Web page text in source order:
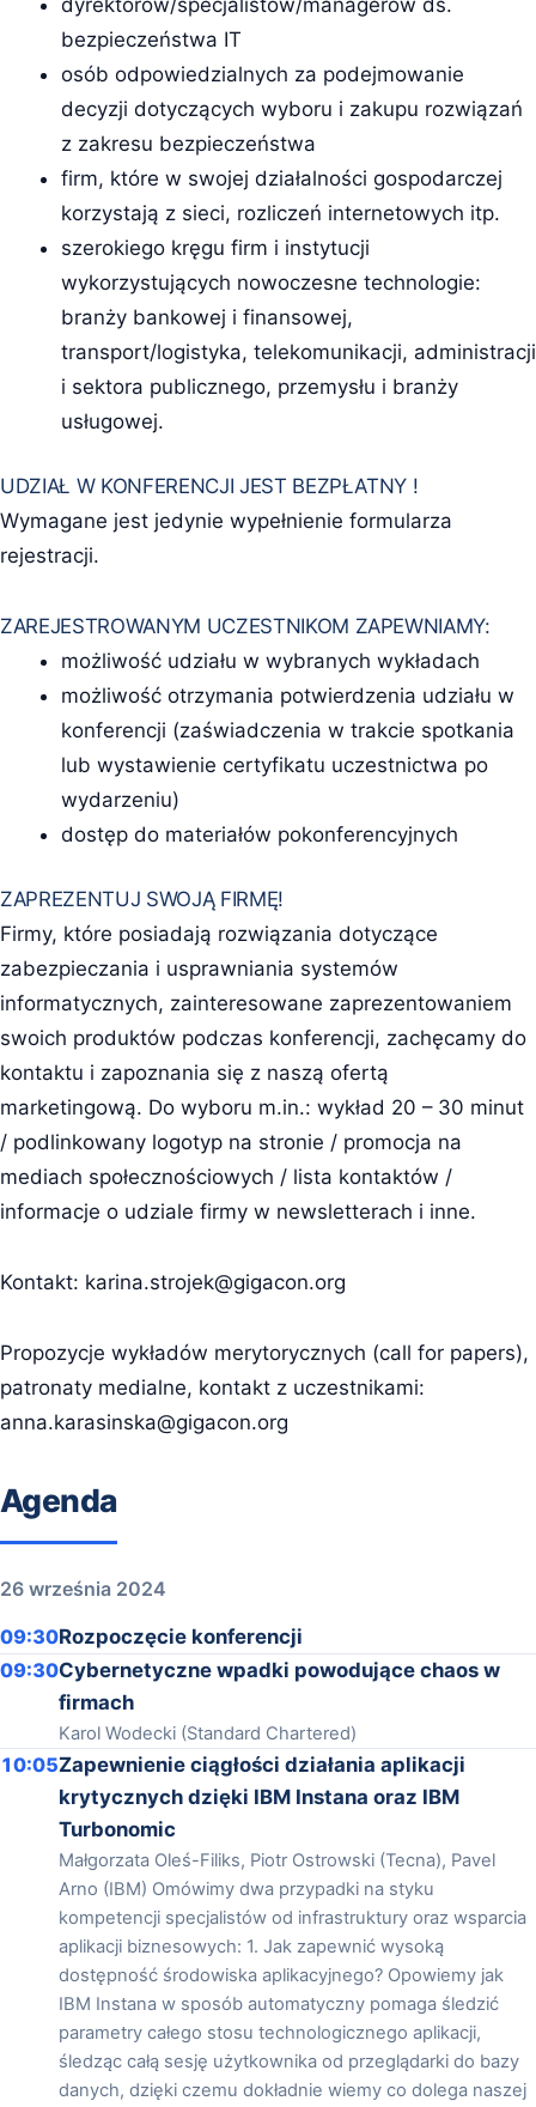
bezpieczeństwa IT
osób odpowiedzialnych za podejmowanie
decyzji dotyczących wyboru i zakupu rozwiązań
z zakresu bezpieczeństwa
firm, które w swojej działalności gospodarczej
korzystają z sieci, rozliczeń internetowych itp.
szerokiego kręgu firm i instytucji
wykorzystujących nowoczesne technologie:
branży bankowej i finansowej,
transport/logistyka, telekomunikacji, administracji
i sektora publicznego, przemysłu i branży
usługowej.
UDZIAŁ W KONFERENCJI JEST BEZPŁATNY !
Wymagane jest jedynie wypełnienie formularza
rejestracji.
ZAREJESTROWANYM UCZESTNIKOM ZAPEWNIAMY:
możliwość udziału w wybranych wykładach
możliwość otrzymania potwierdzenia udziału w
konferencji (zaświadczenia w trakcie spotkania
lub wystawienie certyfikatu uczestnictwa po
wydarzeniu)
dostęp do materiałów pokonferencyjnych
ZAPREZENTUJ SWOJĄ FIRMĘ!
Firmy, które posiadają rozwiązania dotyczące
zabezpieczania i usprawniania systemów
informatycznych, zainteresowane zaprezentowaniem
swoich produktów podczas konferencji, zachęcamy do
kontaktu i zapoznania się z naszą ofertą
marketingową. Do wyboru m.in.: wykład 20 – 30 minut
/ podlinkowany logotyp na stronie / promocja na
mediach społecznościowych / lista kontaktów /
informacje o udziale firmy w newsletterach i inne.
Kontakt: karina.strojek@gigacon.org
Propozycje wykładów merytorycznych (call for papers),
patronaty medialne, kontakt z uczestnikami:
anna.karasinska@gigacon.org
Agenda
26 września 2024
09:30Rozpoczęcie konferencji
09:30Cybernetyczne wpadki powodujące chaos w
firmach
Karol Wodecki (Standard Chartered)
10:05Zapewnienie ciągłości działania aplikacji
krytycznych dzięki IBM Instana oraz IBM
Turbonomic
Małgorzata Oleś-Filiks, Piotr Ostrowski (Tecna), Pavel
Arno (IBM) Omówimy dwa przypadki na styku
kompetencji specjalistów od infrastruktury oraz wsparcia
aplikacji biznesowych: 1. Jak zapewnić wysoką
dostępność środowiska aplikacyjnego? Opowiemy jak
IBM Instana w sposób automatyczny pomaga śledzić
parametry całego stosu technologicznego aplikacji,
śledząc całą sesję użytkownika od przeglądarki do bazy
danych, dzięki czemu dokładnie wiemy co dolega naszej